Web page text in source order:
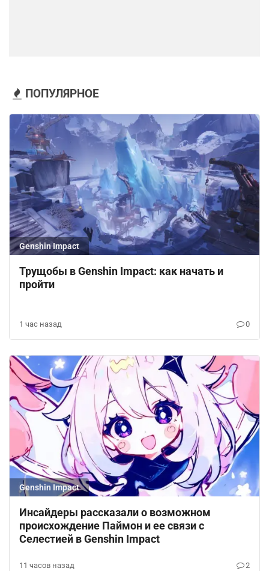
ПОПУЛЯРНОЕ
Genshin Impact
Трущобы в Genshin Impact: как начать и
пройти
1 час назад 0
Genshin Impact
Инсайдеры рассказали о возможном
происхождение Паймон и ее связи с
Селестией в Genshin Impact
11 часов назад 2